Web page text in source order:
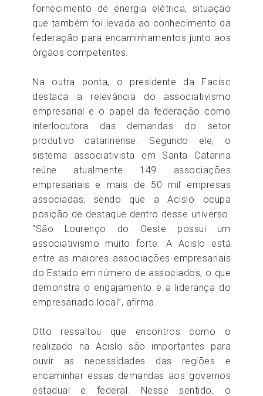
fornecimento de energia elétrica, situação
que também foi levada ao conhecimento da
federação para encaminhamentos junto aos
órgãos competentes.
Na outra ponta, o presidente da Facisc
destaca a relevância do associativismo
empresarial e o papel da federação como
interlocutora das demandas do setor
produtivo catarinense. Segundo ele, o
sistema associativista em Santa Catarina
reúne atualmente 149 associações
empresariais e mais de 50 mil empresas
associadas, sendo que a Acislo ocupa
posição de destaque dentro desse universo.
“São Lourenço do Oeste possui um
associativismo muito forte. A Acislo está
entre as maiores associações empresariais
do Estado em número de associados, o que
demonstra o engajamento e a liderança do
empresariado local”, afirma.
Otto ressaltou que encontros como o
realizado na Acislo são importantes para
ouvir as necessidades das regiões e
encaminhar essas demandas aos governos
estadual e federal. Nesse sentido, o